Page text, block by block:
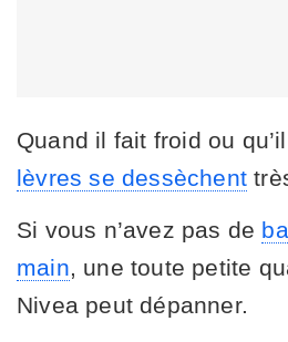
Quand il fait froid ou
lèvres se dessèchent
Si vous n’avez pas de
main , une toute petite
Nivea peut dépanner.